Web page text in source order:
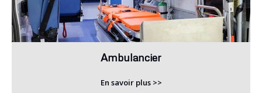
Ambulancier
En savoir plus >>